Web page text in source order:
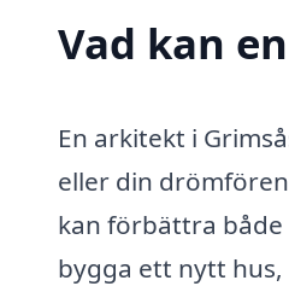
Vad kan
En arkitekt i
eller din
kan förbättra
bygga ett nytt